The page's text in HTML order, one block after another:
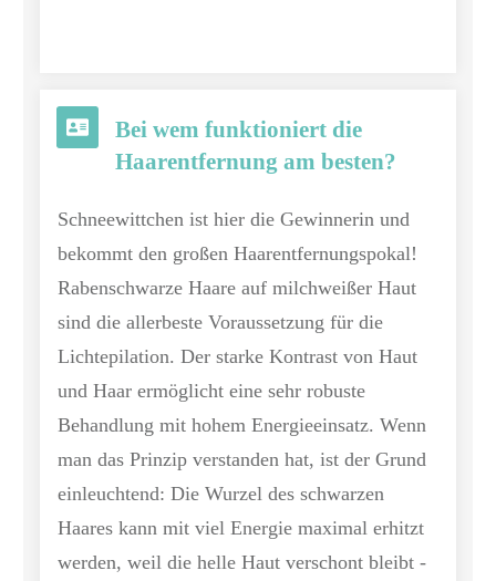
Bei wem funktioniert die
Haarentfernung am besten?
Schneewittchen ist hier die Gewinnerin und
bekommt den großen Haarentfernungspokal!
Rabenschwarze Haare auf milchweißer Haut
sind die allerbeste Voraussetzung für die
Lichtepilation. Der starke Kontrast von Haut
und Haar ermöglicht eine sehr robuste
Behandlung mit hohem Energieeinsatz. Wenn
man das Prinzip verstanden hat, ist der Grund
einleuchtend: Die Wurzel des schwarzen
Haares kann mit viel Energie maximal erhitzt
werden, weil die helle Haut verschont bleibt -